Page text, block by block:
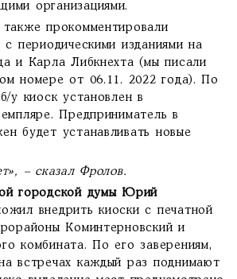
организациями.
прокомментировали
с периодическими изданиями на
и Карла Либкнехта (мы писали
номере от 06.11. 2022 года). По
у киоск установлен в
Предприниматель в
будет устанавливать новые
– сказал Фролов.
городской думы Юрий
внедрить киоски с печатной
Коминтерновский и
комбината. По его заверениям,
встречах каждый раз поднимают